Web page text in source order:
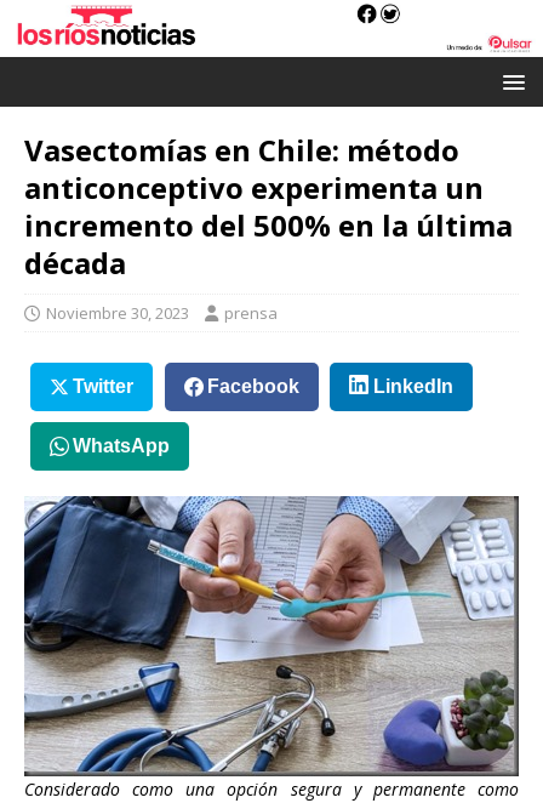
Vasectomías en Chile: método
anticonceptivo experimenta un
incremento del 500% en la última
década
Noviembre 30, 2023 prensa
Twitter Facebook LinkedIn
WhatsApp
Considerado como una opción segura y permanente como